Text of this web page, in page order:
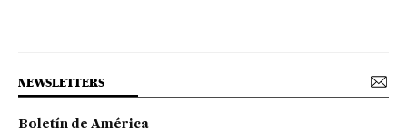
NEWSLETTERS
Boletín de América